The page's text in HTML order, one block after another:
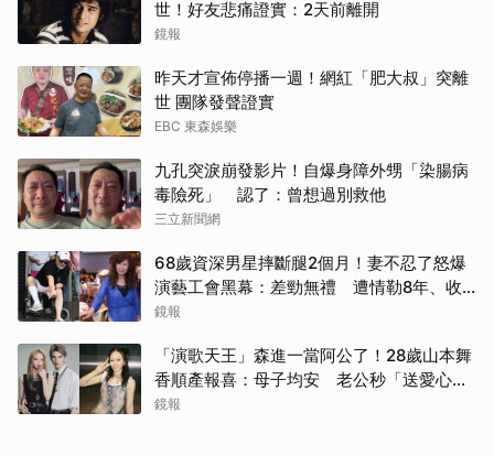
世！好友悲痛證實：2天前離開
鏡報
昨天才宣佈停播一週！網紅「肥大叔」突離
世 團隊發聲證實
EBC 東森娛樂
九孔突淚崩發影片！自爆身障外甥「染腸病
毒險死」 認了：曾想過別救他
三立新聞網
68歲資深男星摔斷腿2個月！妻不忍了怒爆
演藝工會黑幕：差勁無禮 遭情勒8年、收
二手探病禮
鏡報
「演歌天王」森進一當阿公了！28歲山本舞
香順產報喜：母子均安 老公秒「送愛心」
閃炸
鏡報